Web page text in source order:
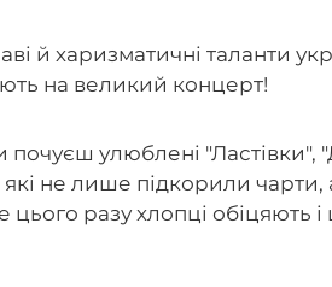
й харизматичні таланти
на великий концерт!
почуєш улюблені
які не лише підкорили
цього разу хлопці обіцяють